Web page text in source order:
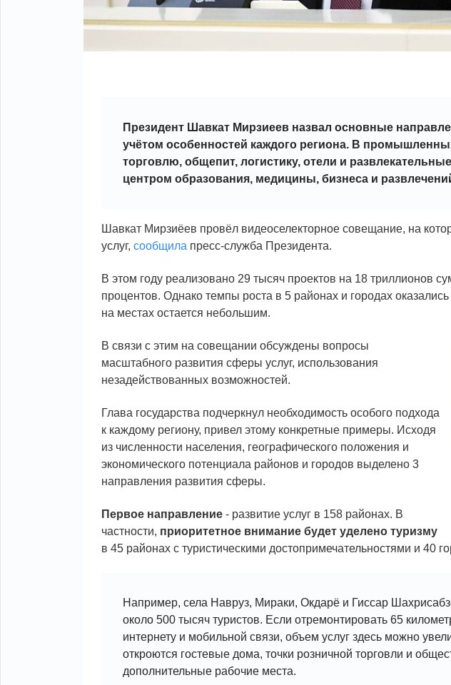
Президент Шавкат Мирзиеев назвал основные
учётом особенностей каждого региона. В
торговлю, общепит, логистику, отели и
центром образования, медицины, бизнеса и
Шавкат Мирзиёев провёл видеоселекторное совещание, на
услуг, сообщила пресс-служба Президента.
В этом году реализовано 29 тысяч проектов на 18 триллионов
процентов. Однако темпы роста в 5 районах и городах
на местах остается небольшим.
В связи с этим на совещании обсуждены вопросы
масштабного развития сферы услуг, использования
незадействованных возможностей.
Глава государства подчеркнул необходимость особого подхода
к каждому региону, привел этому конкретные примеры. Исходя
из численности населения, географического положения и
экономического потенциала районов и городов выделено 3
направления развития сферы.
Первое направление - развитие услуг в 158 районах. В
частности, приоритетное внимание будет уделено туризму
в 45 районах с туристическими достопримечательностями и 40
Например, села Навруз, Мираки, Окдарё и Гиссар
около 500 тысяч туристов. Если отремонтировать 65
интернету и мобильной связи, объем услуг здесь можно
откроются гостевые дома, точки розничной торговли и
дополнительные рабочие места.